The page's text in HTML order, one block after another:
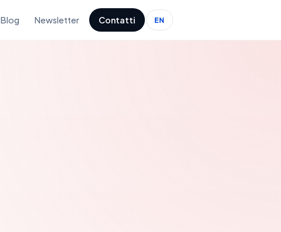
Blog Newsletter Contatti EN